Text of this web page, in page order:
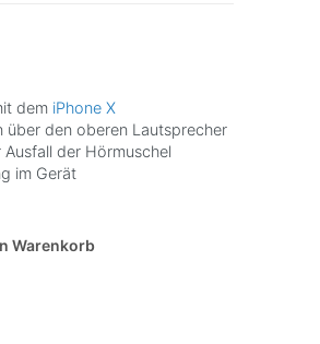
dem iPhone X
über den oberen Lautsprecher
der Hörmuschel
im Gerät
Warenkorb